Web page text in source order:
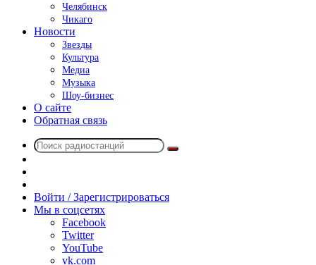
Челябинск
Чикаго
Новости
Звезды
Культура
Медиа
Музыка
Шоу-бизнес
О сайте
Обратная связь
Поиск
радио
Войти / Зарегистрироваться
Мы в соцсетях
Facebook
Twitter
YouTube
vk.com